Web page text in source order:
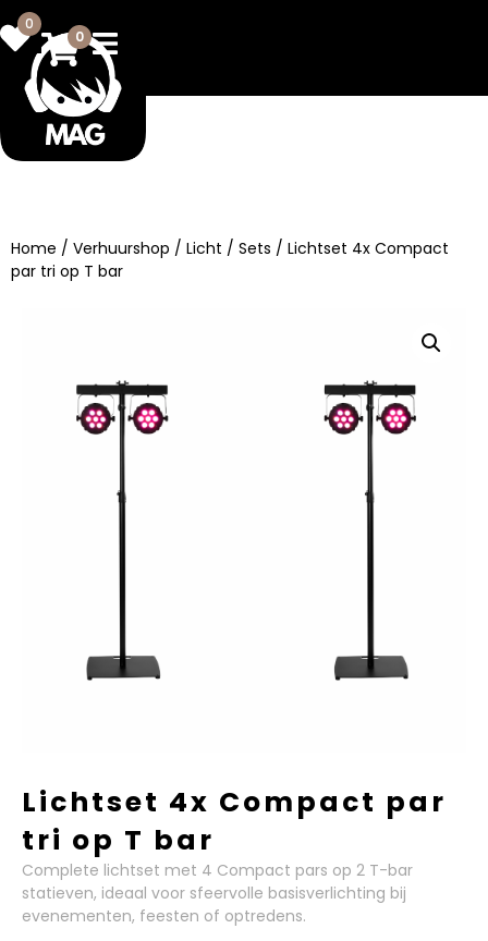
0
0
Home / Verhuurshop / Licht / Sets / Lichtset 4x Compact
par tri op T bar
Lichtset 4x Compact par
tri op T bar
Complete lichtset met 4 Compact pars op 2 T-bar
statieven, ideaal voor sfeervolle basisverlichting bij
evenementen, feesten of optredens.